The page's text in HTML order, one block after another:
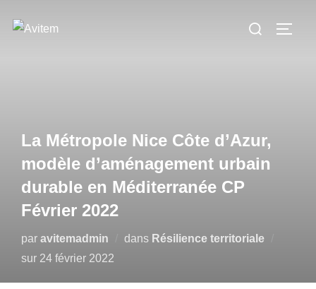
Rechercher :
La Métropole Nice Côte d’Azur,
modèle d’aménagement urbain
durable en Méditerranée CP
Février 2022
par avitemadmin dans Résilience territoriale
sur Publié
24 février 2022